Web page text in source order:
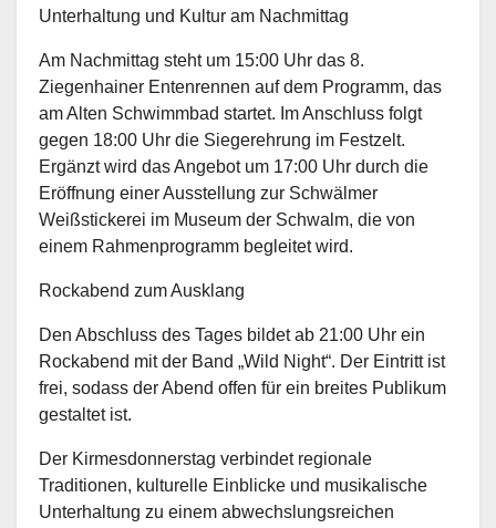
Unterhaltung und Kultur am Nachmittag
Am Nachmittag steht um 15:00 Uhr das 8.
Ziegenhainer Entenrennen auf dem Programm, das
am Alten Schwimmbad startet. Im Anschluss folgt
gegen 18:00 Uhr die Siegerehrung im Festzelt.
Ergänzt wird das Angebot um 17:00 Uhr durch die
Eröffnung einer Ausstellung zur Schwälmer
Weißstickerei im Museum der Schwalm, die von
einem Rahmenprogramm begleitet wird.
Rockabend zum Ausklang
Den Abschluss des Tages bildet ab 21:00 Uhr ein
Rockabend mit der Band „Wild Night“. Der Eintritt ist
frei, sodass der Abend offen für ein breites Publikum
gestaltet ist.
Der Kirmesdonnerstag verbindet regionale
Traditionen, kulturelle Einblicke und musikalische
Unterhaltung zu einem abwechslungsreichen